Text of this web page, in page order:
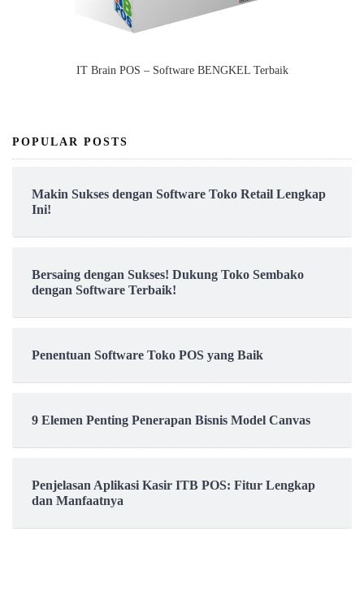
IT Brain POS – Software BENGKEL Terbaik
POPULAR POSTS
Makin Sukses dengan Software Toko Retail Lengkap
Ini!
Bersaing dengan Sukses! Dukung Toko Sembako
dengan Software Terbaik!
Penentuan Software Toko POS yang Baik
9 Elemen Penting Penerapan Bisnis Model Canvas
Penjelasan Aplikasi Kasir ITB POS: Fitur Lengkap
dan Manfaatnya